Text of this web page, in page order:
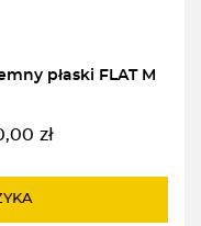
płaski FLAT M
zł